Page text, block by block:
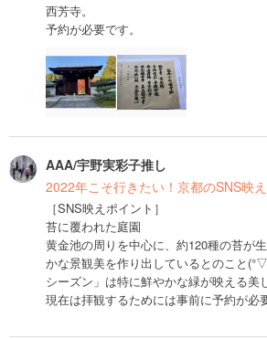
西芳寺。
予約が必要です。
AAA/宇野実彩子推し
2022年こそ行きたい！京都のSNS映
［SNS映えポイント］
苔に覆われた庭園
黄金池の周りを中心に、約120種の苔が
かな景観美を作り出しているとのこと
シーズン」は特に鮮やかな緑が映える美
現在は拝観するためには事前に予約が必